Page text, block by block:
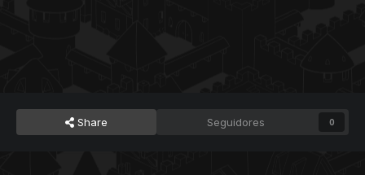
Share Seguidores 0